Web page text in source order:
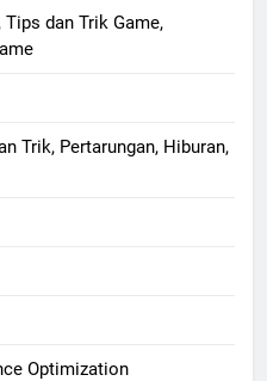
Tips dan Trik Game,
Trik, Pertarungan, Hiburan,
Optimization